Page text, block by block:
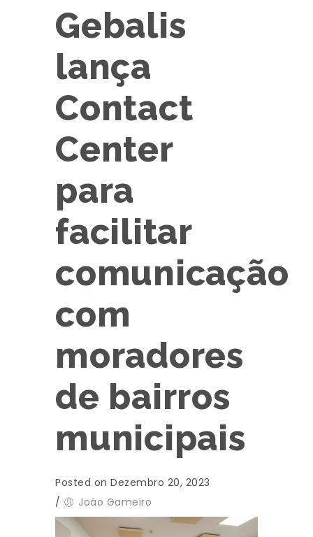
Gebalis
lança
Contact
Center
para
facilitar
comunicação
com
moradores
de bairros
municipais
Posted on Dezembro 20, 2023
/
João Gameiro